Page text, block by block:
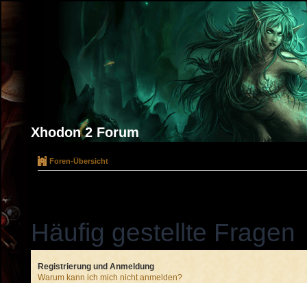
Xhodon 2 Forum
Foren-Übersicht
Häufig gestellte Fragen
Registrierung und Anmeldung
Warum kann ich mich nicht anmelden?